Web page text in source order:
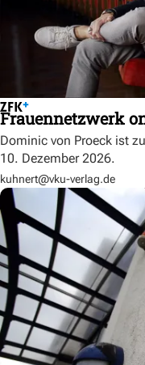
Frauennetzwerk
Dominic von Proeck ist
10. Dezember 2026.
kuhnert@vku-verlag.de